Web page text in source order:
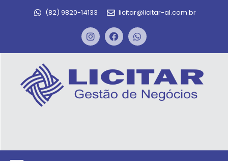
(82) 9820-14133 licitar@licitar-al.com.br